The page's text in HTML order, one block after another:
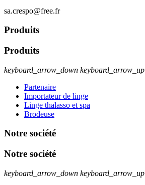
sa.crespo@free.fr
Produits
Produits
keyboard_arrow_down keyboard_arrow_up
Partenaire
Importateur de linge
Linge thalasso et spa
Brodeuse
Notre société
Notre société
keyboard_arrow_down keyboard_arrow_up